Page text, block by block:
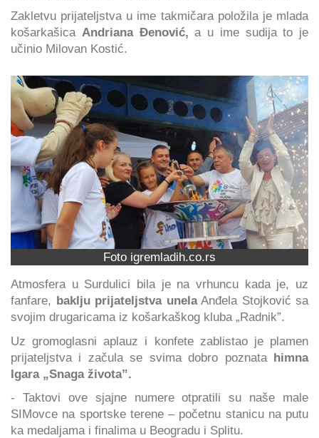
Zakletvu prijateljstva u ime takmičara položila je mlada
košarkašica Andriana Đenović, a u ime sudija to je
učinio Milovan Kostić.
Foto igremladih.co.rs
Atmosfera u Surdulici bila je na vrhuncu kada je, uz
fanfare,
baklju prijateljstva unelaAnđela Stojković sa
svojim drugaricama iz košarkaškog kluba „Radnik”.
Uz gromoglasni aplauz i konfete zablistao je plamen
prijateljstva i začula se svima dobro poznata himna
Igara „Snaga života”.
- Taktovi ove sjajne numere otpratili su naše male
SIMovce na sportske terene – početnu stanicu na putu
ka medaljama i finalima u Beogradu i Splitu.